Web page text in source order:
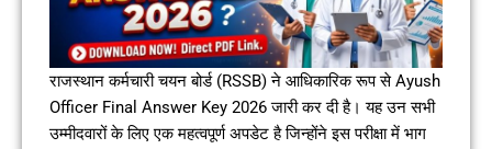
राजस्थान कर्मचारी चयन बोर्ड (RSSB) ने आधिकारिक रूप से Ayush
Officer Final Answer Key 2026 जारी कर दी है। यह उन सभी
उम्मीदवारों के लिए एक महत्वपूर्ण अपडेट है जिन्होंने इस परीक्षा में भाग